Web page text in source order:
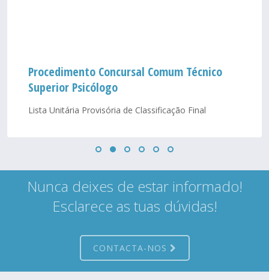
Procedimento Concursal Comum Técnico
Superior Psicólogo
Lista Unitária Provisória de Classificação Final
Nunca deixes de estar informado!
Esclarece as tuas dúvidas!
CONTACTA-NOS